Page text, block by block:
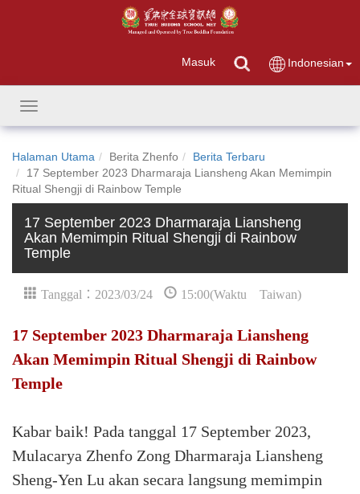
Masuk Indonesian
Toggle
navigation
Halaman Utama Berita Zhenfo
Berita Terbaru
17 September 2023 Dharmaraja Liansheng Akan Memimpin
Ritual Shengji di Rainbow Temple
17 September 2023 Dharmaraja Liansheng
Akan Memimpin Ritual Shengji di Rainbow
Temple
Tanggal：2023/03/24 15:00(Waktu Taiwan)
17 September 2023 Dharmaraja Liansheng
Akan Memimpin Ritual Shengji di Rainbow
Temple
Kabar baik! Pada tanggal 17 September 2023,
Mulacarya Zhenfo Zong Dharmaraja Liansheng
Sheng-Yen Lu akan secara langsung memimpin